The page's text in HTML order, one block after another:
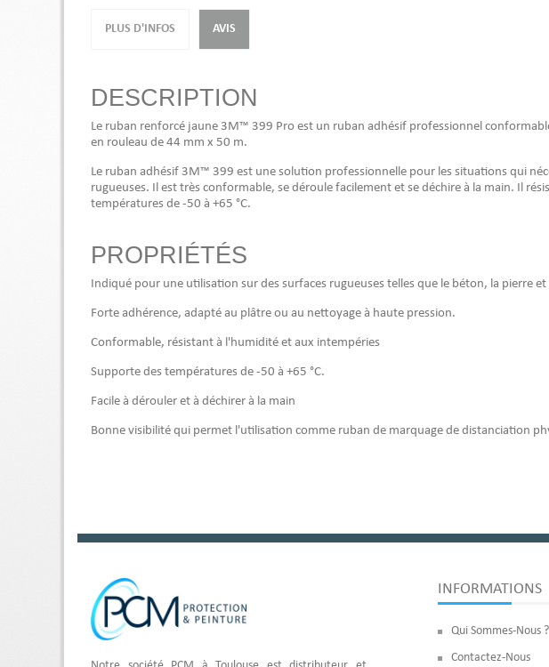
PLUS D'INFOS AVIS
DESCRIPTION
Le ruban renforcé jaune 3M™ 399 Pro est un ruban adhésif professionnel
en rouleau de 44 mm x 50 m.
Le ruban adhésif 3M™ 399 est une solution professionnelle pour les situations qui
rugueuses. Il est très conformable, se déroule facilement et se déchire à la main. Il
températures de -50 à +65 °C.
PROPRIÉTÉS
Indiqué pour une utilisation sur des surfaces rugueuses telles que le béton, la pierre et
Forte adhérence, adapté au plâtre ou au nettoyage à haute pression.
Conformable, résistant à l'humidité et aux intempéries
Supporte des températures de -50 à +65 °C.
Facile à dérouler et à déchirer à la main
Bonne visibilité qui permet l'utilisation comme ruban de marquage de distanciation
INFORMATIONS
Qui Sommes-Nous ?
Contactez-Nous